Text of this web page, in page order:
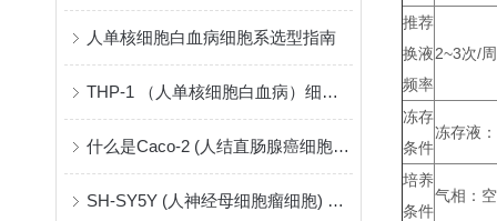
人单核细胞白血病细胞系选型指南
THP-1 （人单核细胞白血病）细胞系采购与建立指南
什么是Caco-2 (人结直肠腺癌细胞) ？
SH-SY5Y (人神经母细胞瘤细胞) ：神经系统研究的关键模型
推荐
换液
频率
2~3次/周
冻存
条件
冻存液
培养
条件
气相：